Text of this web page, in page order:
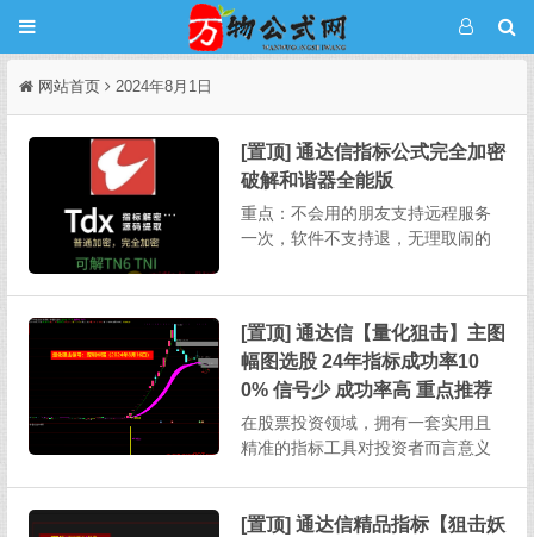
网站首页 2024年8月1日
[置顶] 通达信指标公式完全加密
破解和谐器全能版
重点：不会用的朋友支持远程服务
一次，软件不支持退，无理取闹的
解软件也需要连网状态下授权使
用。本次发布的软件不用任何授
权，下载解压即用，不绑定电...
[置顶] 通达信【量化狙击】主图
幅图选股 24年指标成功率10
0% 信号少 成功率高 重点推荐
在股票投资领域，拥有一套实用且
精准的指标工具对投资者而言意义
幅图、选股以及股池等多个部分，
[置顶] 通达信精品指标【狙击妖